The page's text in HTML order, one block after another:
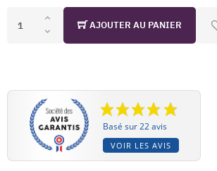
AJOUTER AU PANIER
Basé sur 22 avis
VOIR LES AVIS